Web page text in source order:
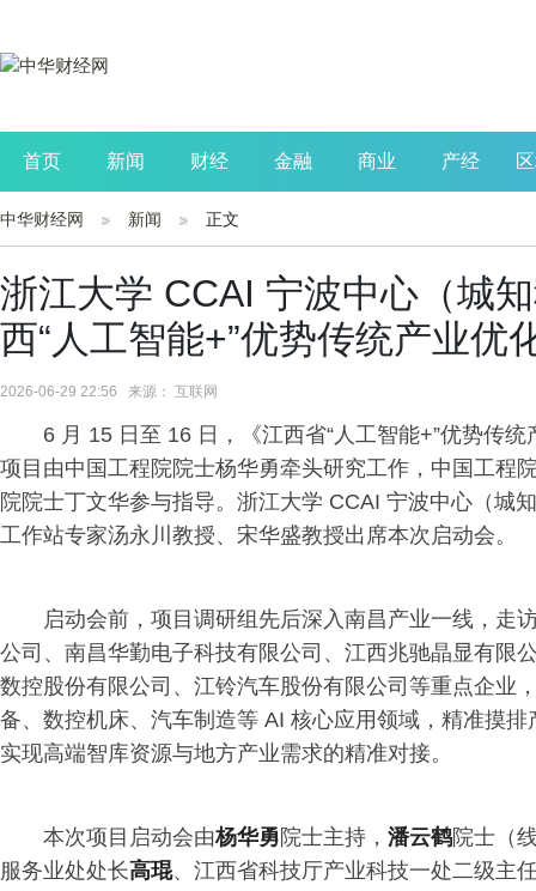
首页 新闻 财经 金融 商业 产经
公司 生活 读书
中华财经网 新闻 正文
浙江大学 CCAI 宁波中心（城
西“人工智能+”优势传统产业优
2026-06-29 22:56 来源： 互联网
6 月 15 日至 16 日，《江西省“人工智能+”优势传
项目由中国工程院院士杨华勇牵头研究工作，中国工程
院院士丁文华参与指导。浙江大学 CCAI 宁波中心（城
工作站专家汤永川教授、宋华盛教授出席本次启动会。
启动会前，项目调研组先后深入南昌产业一线，走
公司、南昌华勤电子科技有限公司、江西兆驰晶显有限
数控股份有限公司、江铃汽车股份有限公司等重点企业
备、数控机床、汽车制造等 AI 核心应用领域，精准摸
实现高端智库资源与地方产业需求的精准对接。
本次项目启动会由杨华勇 院士主持， 潘云鹤院士（
服务业处处长高琨、江西省科技厅产业科技一处二级主